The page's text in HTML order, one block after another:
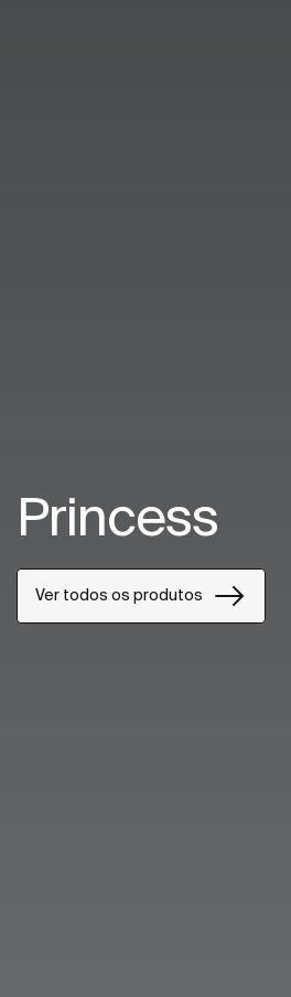
Princess
Ver todos os produtos